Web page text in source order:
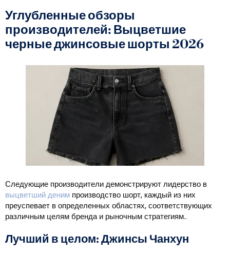
Углубленные обзоры
производителей: Выцветшие
черные джинсовые шорты 2026
Следующие производители демонстрируют лидерство в
выцветший деним производство шорт, каждый из них
преуспевает в определенных областях, соответствующих
различным целям бренда и рыночным стратегиям..
Лучший в целом: Джинсы Чанхун